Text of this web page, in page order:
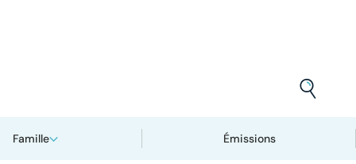
Famille Émissions